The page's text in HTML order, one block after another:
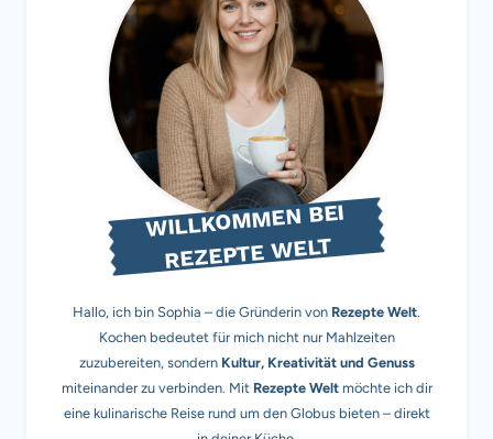
WILLKOMMEN BEI
REZEPTE WELT
Hallo, ich bin Sophia – die Gründerin von Rezepte Welt.
Kochen bedeutet für mich nicht nur Mahlzeiten
zuzubereiten, sondern Kultur, Kreativität und Genuss
miteinander zu verbinden. Mit Rezepte Weltmöchte ich dir
eine kulinarische Reise rund um den Globus bieten – direkt